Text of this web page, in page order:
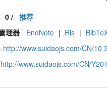
0/ 推荐
理器
EndNote | Ris |
http://www.suidaojs.com/CN/
http://www.suidaojs.com/CN/